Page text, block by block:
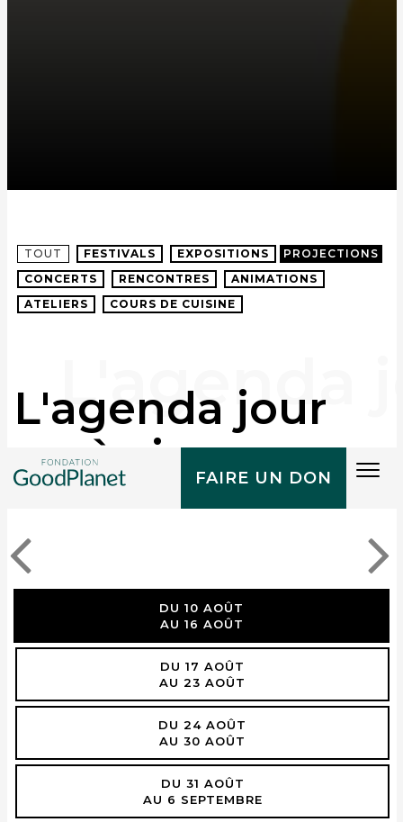
FAIRE UN DON
TOUT FESTIVALS EXPOSITIONS
PROJECTIONS
CONCERTS
RENCONTRES
ANIMATIONS
ATELIERS
COURS DE CUISINE
L'agenda jour
après jour
DU 10 AOÛT
AU 16 AOÛT
DU 17 AOÛT
AU 23 AOÛT
DU 24 AOÛT
AU 30 AOÛT
DU 31 AOÛT
AU 6 SEPTEMBRE